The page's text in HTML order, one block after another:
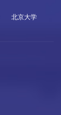
北京大学